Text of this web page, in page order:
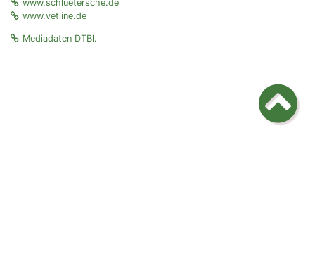
www.schluetersche.de
www.vetline.de
Mediadaten DTBl.